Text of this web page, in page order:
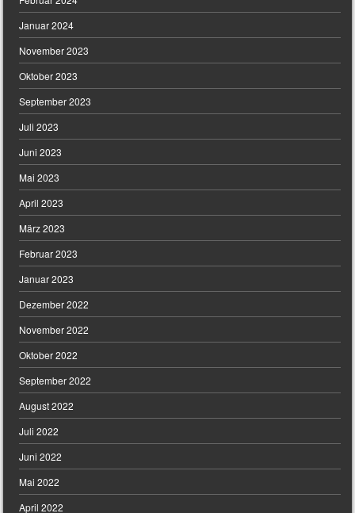
Januar 2024
November 2023
Oktober 2023
September 2023
Juli 2023
Juni 2023
Mai 2023
April 2023
März 2023
Februar 2023
Januar 2023
Dezember 2022
November 2022
Oktober 2022
September 2022
August 2022
Juli 2022
Juni 2022
Mai 2022
April 2022